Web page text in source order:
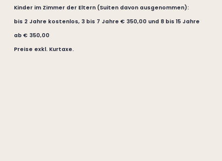
Kinder im Zimmer der Eltern (Suiten davon ausgenommen):
bis 2 Jahre kostenlos, 3 bis 7 Jahre € 350,00 und 8 bis 15 Jahre
ab € 350,00
Preise exkl. Kurtaxe.